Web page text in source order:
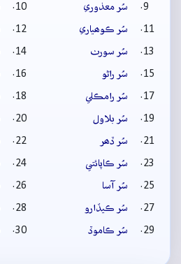
سُر معذوري
سُر ڪوھياري
سُر سورٺ
سُر راڻو
سُر رامڪلي
سُر بلاول
سُر ڏھر
سُر ڪاپائتي
سُر آسا
سُر ڪيڏارو
سُر ڪاموڏ